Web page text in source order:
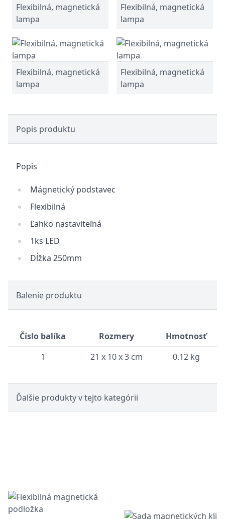
Flexibilná, magnetická
lampa
Flexibilná, magnetická
lampa
Flexibilná, magnetická
lampa
Flexibilná, magnetická
lampa
Popis produktu
Popis
Mágnetický podstavec
Flexibilná
Ľahko nastaviteľná
1ks LED
Dĺžka 250mm
Balenie produktu
Číslo balíka Rozmery
Hmotnosť
1
21 x 10 x 3 cm 0.12 kg
Ďalšie produkty v tejto kategórii